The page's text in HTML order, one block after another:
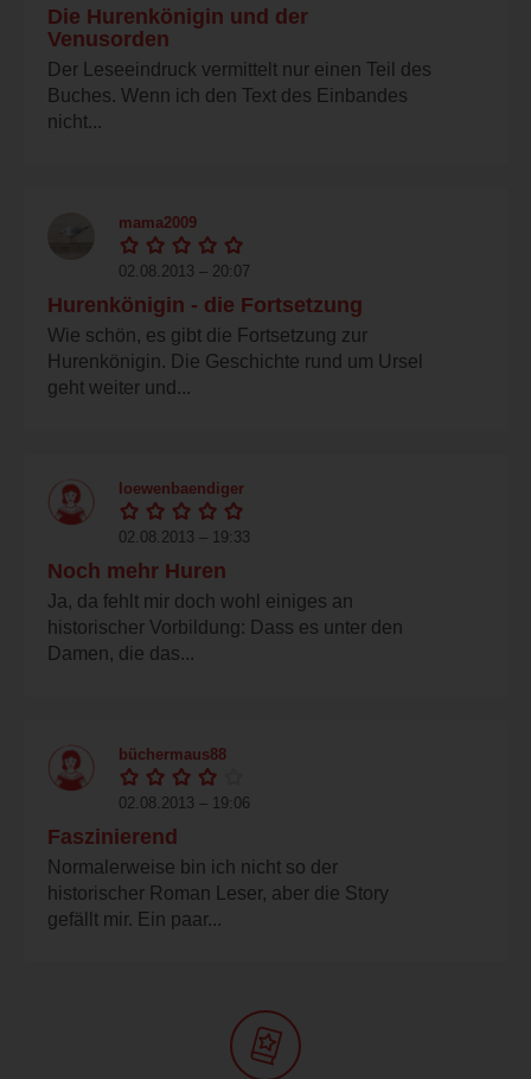
Die Hurenkönigin und der
Venusorden
Der Leseeindruck vermittelt nur einen Teil des
Buches. Wenn ich den Text des Einbandes
nicht...
mama2009
02.08.2013 – 20:07
Hurenkönigin - die Fortsetzung
Wie schön, es gibt die Fortsetzung zur
Hurenkönigin. Die Geschichte rund um Ursel
geht weiter und...
loewenbaendiger
02.08.2013 – 19:33
Noch mehr Huren
Ja, da fehlt mir doch wohl einiges an
historischer Vorbildung: Dass es unter den
Damen, die das...
büchermaus88
02.08.2013 – 19:06
Faszinierend
Normalerweise bin ich nicht so der
historischer Roman Leser, aber die Story
gefällt mir. Ein paar...